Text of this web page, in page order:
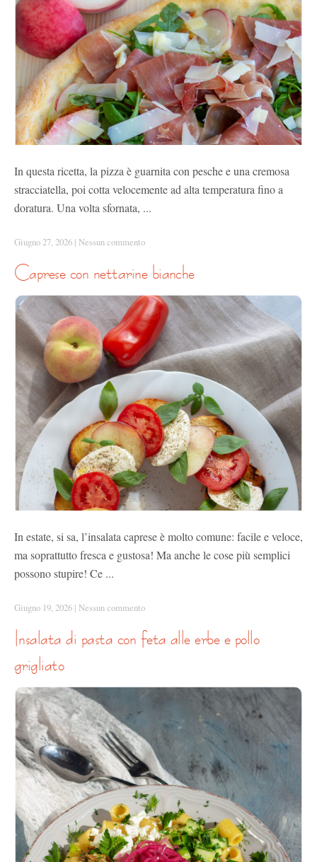
In questa ricetta, la pizza è guarnita con pesche e una cremosa
stracciatella, poi cotta velocemente ad alta temperatura fino a
doratura. Una volta sfornata, ...
Giugno 27, 2026 | Nessun commento
caprese con nettarine bianche
In estate, si sa, l’insalata caprese è molto comune: facile e veloce,
ma soprattutto fresca e gustosa! Ma anche le cose più semplici
possono stupire! Ce ...
Giugno 19, 2026 | Nessun commento
insalata di pasta con feta alle erbe e pollo
grigliato